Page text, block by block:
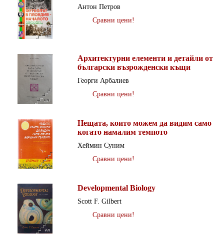
Антон Петров
Сравни цени!
Архитектурни елементи и детайли от
български възрожденски къщи
Георги Арбалиев
Сравни цени!
Нещата, които можем да видим само
когато намалим темпото
Хеймин Суним
Сравни цени!
Developmental Biology
Scott F. Gilbert
Сравни цени!